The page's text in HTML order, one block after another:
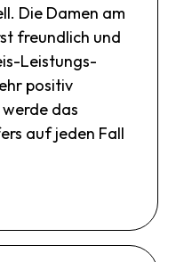
Die Damen am
freundlich und
Leistungs-
positiv
das
auf jeden Fall